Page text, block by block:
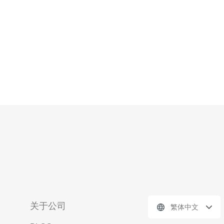
关于公司 繁体中文